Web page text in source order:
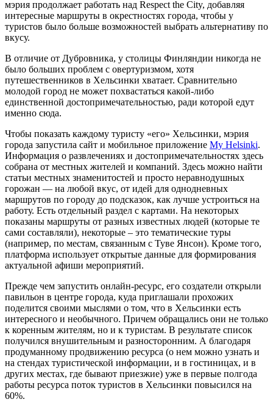
мэрия продолжает работать над Respect the City, добавляя
интересные маршруты в окрестностях города, чтобы у
туристов было больше возможностей выбрать альтернативу по
вкусу.
В отличие от Дубровника, у столицы Финляндии никогда не
было больших проблем с овертуризмом, хотя
путешественников в Хельсинки хватает. Сравнительно
молодой город не может похвастаться какой-либо
единственной достопримечательностью, ради которой едут
именно сюда.
Чтобы показать каждому туристу «его» Хельсинки, мэрия
города запустила сайт и мобильное приложение My Helsinki.
Информация о развлечениях и достопримечательностях здесь
собрана от местных жителей и компаний. Здесь можно найти
статьи местных знаменитостей и просто неравнодушных
горожан — на любой вкус, от идей для однодневных
маршрутов по городу до подсказок, как лучше устроиться на
работу. Есть отдельный раздел с картами. На некоторых
показаны маршруты от разных известных людей (которые те
сами составляли), некоторые – это тематические туры
(например, по местам, связанным с Туве Янсон). Кроме того,
платформа использует открытые данные для формирования
актуальной афиши мероприятий.
Прежде чем запустить онлайн-ресурс, его создатели открыли
павильон в центре города, куда приглашали прохожих
поделится своими мыслями о том, что в Хельсинки есть
интересного и необычного. Причем обращались они не только
к коренным жителям, но и к туристам. В результате список
получился внушительным и разносторонним. А благодаря
продуманному продвижению ресурса (о нем можно узнать и
на стендах туристической информации, и в гостиницах, и в
других местах, где бывают приезжие) уже в первые полгода
работы ресурса поток туристов в Хельсинки повысился на
60%.